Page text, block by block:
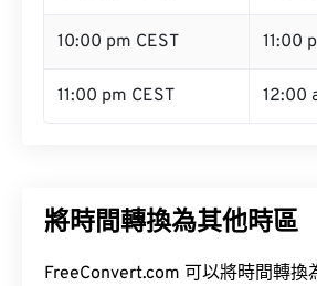
10:00 pm CEST 11:00
11:00 pm CEST 12:00
將時間轉換為其他時區
FreeConvert.com 可以將時間轉換